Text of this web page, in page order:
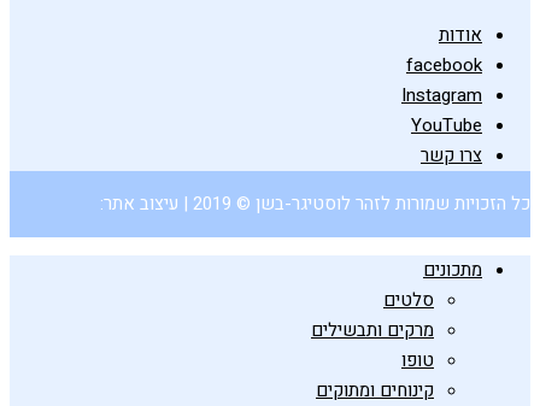
אודות
facebook
Instagram
YouTube
צרו קשר
כל הזכויות שמורות לזהר לוסטיגר-בשן © 2019 | עיצוב אתר:
מתכונים
סלטים
מרקים ותבשילים
טופו
קינוחים ומתוקים